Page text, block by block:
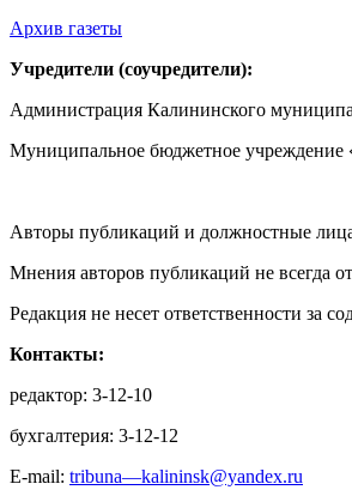
Архив газеты
Учредители (соучредители):
Администрация Калининского
Муниципальное бюджетное учреждение
Авторы публикаций и должностные лица
Мнения авторов публикаций не всегда
Редакция не несет ответственности за
Контакты:
редактор: 3-12-10
бухгалтерия: 3-12-12
E-mail: tribuna—kalininsk@yandex.ru